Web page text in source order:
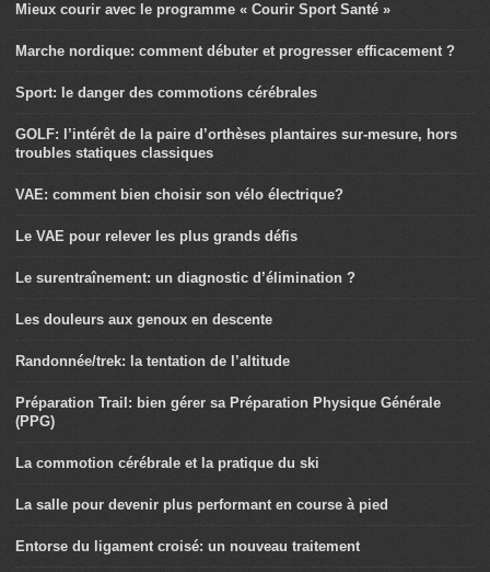
Mieux courir avec le programme « Courir Sport Santé »
Marche nordique: comment débuter et progresser efficacement ?
Sport: le danger des commotions cérébrales
GOLF: l’intérêt de la paire d’orthèses plantaires sur-mesure, hors
troubles statiques classiques
VAE: comment bien choisir son vélo électrique?
Le VAE pour relever les plus grands défis
Le surentraînement: un diagnostic d’élimination ?
Les douleurs aux genoux en descente
Randonnée/trek: la tentation de l’altitude
Préparation Trail: bien gérer sa Préparation Physique Générale
(PPG)
La commotion cérébrale et la pratique du ski
La salle pour devenir plus performant en course à pied
Entorse du ligament croisé: un nouveau traitement